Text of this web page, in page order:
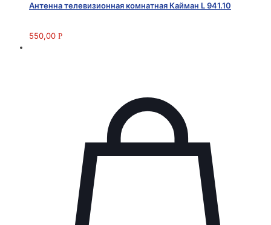
Антенна телевизионная комнатная Кайман L 941.10
550,00 Р